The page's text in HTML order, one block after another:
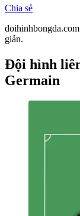
Chia sẻ
giản.
Đội hình
Germain